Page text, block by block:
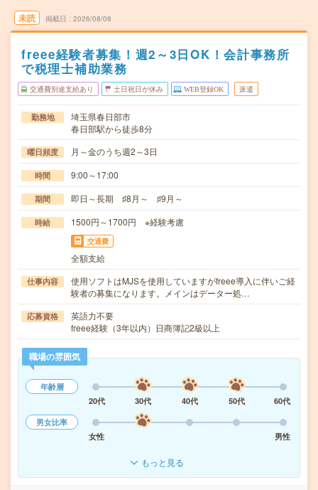
未読 掲載日 2026/08/08
freee経験者募集！週2～3日OK！会計事務所
で税理士補助業務
交通費別途支給あり 土日祝日が休み WEB登録OK 派遣
勤務地
埼玉県春日部市
春日部駅から徒歩8分
曜日頻度 月～金のうち週2～3日
時間 9:00～17:00
期間 即日～長期 ♯8月～ ♯9月～
時給 1500円～1700円 ※経験考慮
交通費
全額支給
仕事内容
使用ソフトはMJSを使用していますがfreee導入に伴いご経
験者の募集になります。メインはデーター処…
応募資格
英語力不要
freee経験（3年以内）日商簿記2級以上
職場の雰囲気
年齢層
20代
30代 40代 50代
60代
男女比率
女性
男性
もっと見る